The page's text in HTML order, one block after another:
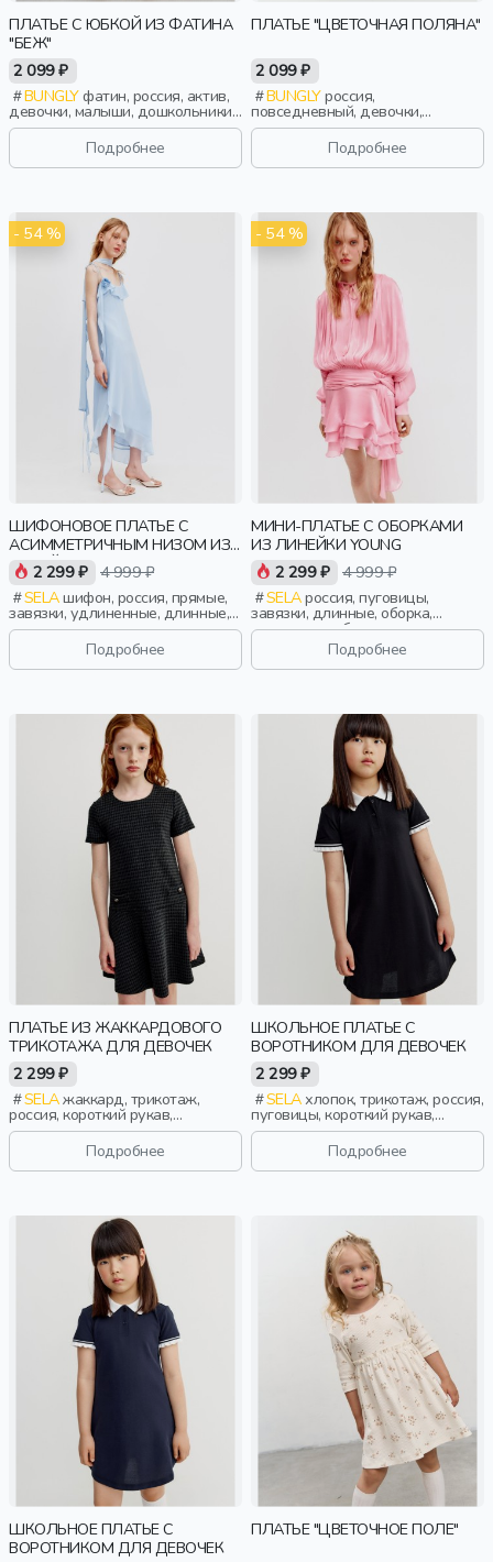
ПЛАТЬЕ С ЮБКОЙ ИЗ ФАТИНА
"БЕЖ"
2 099 ₽
BUNGLYфатин, россия, актив,
девочки, малыши, дошкольники,
дети
Подробнее
ПЛАТЬЕ "ЦВЕТОЧНАЯ ПОЛЯНА"
2 099 ₽
BUNGLYроссия,
повседневный, девочки,
малыши, дошкольники, дети
Подробнее
- 54 %
ШИФОНОВОЕ ПЛАТЬЕ С
АСИММЕТРИЧНЫМ НИЗОМ ИЗ
ЛИНЕЙКИ YOUNG
2 299 ₽ 4 999 ₽
SELAшифон, россия, прямые,
завязки, удлиненные, длинные,
прилегающие, воланы, тонкие,
девочки, старшеклассники, дети
Подробнее
- 54 %
МИНИ-ПЛАТЬЕ С ОБОРКАМИ
ИЗ ЛИНЕЙКИ YOUNG
2 299 ₽ 4 999 ₽
SELAроссия, пуговицы,
завязки, длинные, оборка,
манжета, свободные, вырез,
круглый вырез, пояс, сборки,
девочки, старшеклассники, дети
Подробнее
ПЛАТЬЕ ИЗ ЖАККАРДОВОГО
ТРИКОТАЖА ДЛЯ ДЕВОЧЕК
2 299 ₽
SELAжаккард, трикотаж,
россия, короткий рукав,
короткие, застежка, школа,
прорези, вырез, круглый вырез,
клеш, девочки, дети
Подробнее
ШКОЛЬНОЕ ПЛАТЬЕ С
ВОРОТНИКОМ ДЛЯ ДЕВОЧЕК
2 299 ₽
SELAхлопок, трикотаж, россия,
пуговицы, короткий рукав,
полоски, короткие, застежка,
ворот, школа, манжета, воротник,
девочки, детиПодробнее
ШКОЛЬНОЕ ПЛАТЬЕ С
ВОРОТНИКОМ ДЛЯ ДЕВОЧЕК
ПЛАТЬЕ "ЦВЕТОЧНОЕ ПОЛЕ"